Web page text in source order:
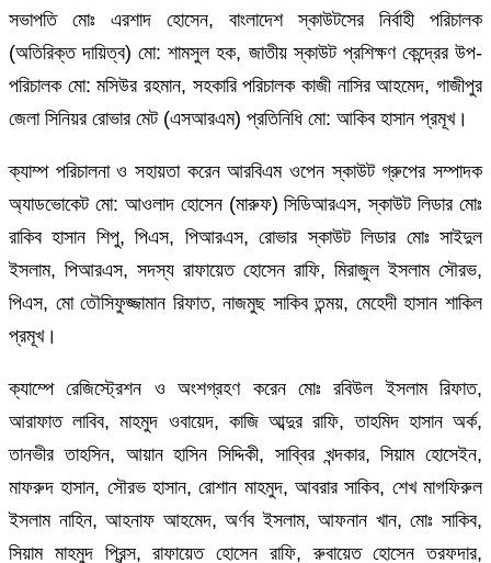
সভাপতি মোঃ এরশাদ হোসেন, বাংলাদেশ স্কাউটসের নির্বাহী পরিচালক
(অতিরিক্ত দায়িত্ব) মো: শামসুল হক, জাতীয় স্কাউট প্রশিক্ষণ কেন্দ্রের উপ-
পরিচালক মো: মসিউর রহমান, সহকারি পরিচালক কাজী নাসির আহমেদ, গাজীপুর
জেলা সিনিয়র রোভার মেট (এসআরএম) প্রতিনিধি মো: আকিব হাসান প্রমূখ।
ক্যাম্প পরিচালনা ও সহায়তা করেন আরবিএম ওপেন স্কাউট গ্রুপের সম্পাদক
অ্যাডভোকেট মো: আওলাদ হোসেন (মারুফ) সিডিআরএস, স্কাউট লিডার মোঃ
রাকিব হাসান শিপু, পিএস, পিআরএস, রোভার স্কাউট লিডার মোঃ সাইদুল
ইসলাম, পিআরএস, সদস্য রাফায়েত হোসেন রাফি, মিরাজুল ইসলাম সৌরভ,
পিএস, মো তৌসিফুজ্জামান রিফাত, নাজমুছ সাকিব তন্ময়, মেহেদী হাসান শাকিল
প্রমূখ।
ক্যাম্পে রেজিস্ট্রেশন ও অংশগ্রহণ করেন মোঃ রবিউল ইসলাম রিফাত,
আরাফাত লাবিব, মাহমুদ ওবায়েদ, কাজি আব্দুর রাফি, তাহমিদ হাসান অর্ক,
তানভীর তাহসিন, আয়ান হাসিন সিদ্দিকী, সাব্বির খন্দকার, সিয়াম হোসেইন,
মাফরুদ হাসান, সৌরভ হাসান, রোশান মাহমুদ, আবরার সাকিব, শেখ মাগফিরুল
ইসলাম নাহিন, আহনাফ আহমেদ, অর্ণব ইসলাম, আফনান খান, মোঃ সাকিব,
সিয়াম মাহমুদ প্রিন্স, রাফায়েত হোসেন রাফি, রুবায়েত হোসেন তরফদার,